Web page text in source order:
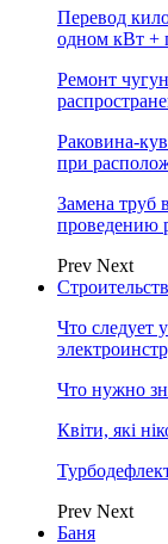
Перевод
одном кВт
Ремонт
Раковина-
при
Замена труб
проведению
Prev Next
Что следует
Что нужно
Квіти, які
Prev Next
Баня